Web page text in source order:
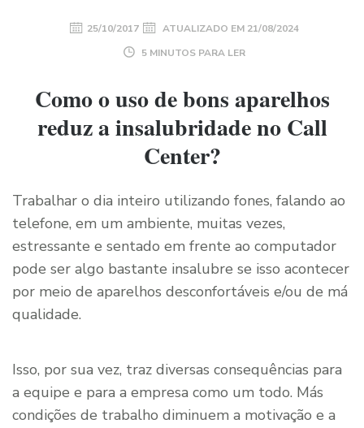
25/10/2017 ATUALIZADO EM 21/08/2024
5 MINUTOS PARA LER
Como o uso de bons aparelhos
reduz a insalubridade no Call
Center?
Trabalhar o dia inteiro utilizando fones, falando ao
telefone, em um ambiente, muitas vezes,
estressante e sentado em frente ao computador
pode ser algo bastante insalubre se isso acontecer
por meio de aparelhos desconfortáveis e/ou de má
qualidade.
Isso, por sua vez, traz diversas consequências para
a equipe e para a empresa como um todo. Más
condições de trabalho diminuem a motivação e a